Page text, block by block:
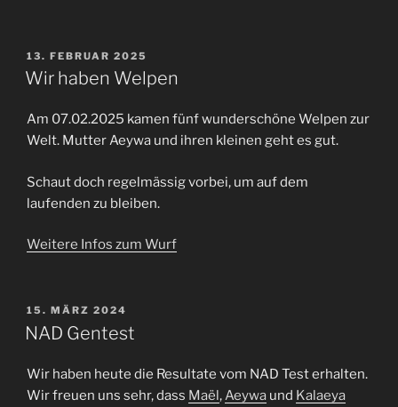
VERÖFFENTLICHT
AM
13. FEBRUAR 2025
Wir haben Welpen
Am 07.02.2025 kamen fünf wunderschöne Welpen zur
Welt. Mutter Aeywa und ihren kleinen geht es gut.
Schaut doch regelmässig vorbei, um auf dem
laufenden zu bleiben.
Weitere Infos zum Wurf
VERÖFFENTLICHT
AM
15. MÄRZ 2024
NAD Gentest
Wir haben heute die Resultate vom NAD Test erhalten.
Wir freuen uns sehr, dass Maël,Aeywa und Kalaeya